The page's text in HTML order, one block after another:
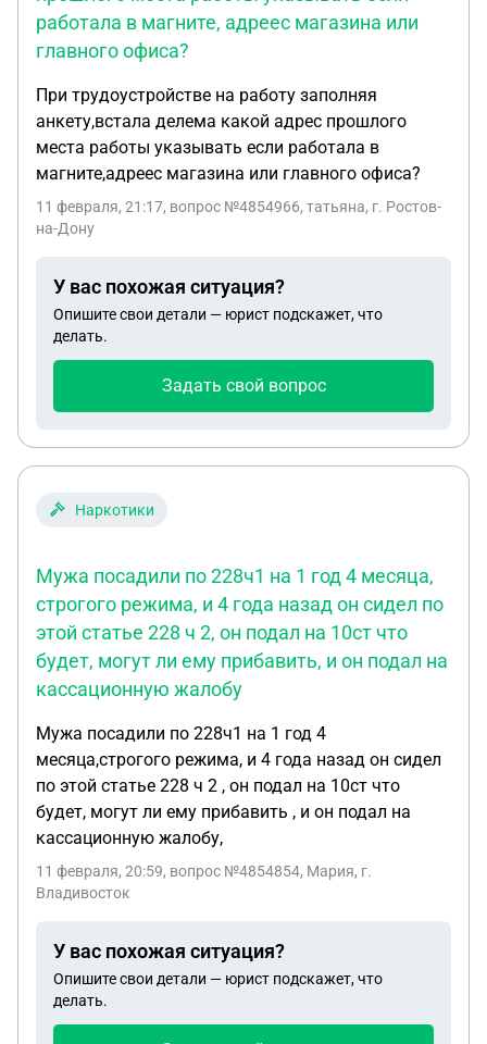
работала в магните, адреес магазина или
главного офиса?
При трудоустройстве на работу заполняя
анкету,встала делема какой адрес прошлого
места работы указывать если работала в
магните,адреес магазина или главного офиса?
11 февраля, 21:17, вопрос №4854966, татьяна, г. Ростов-
на-Дону
У вас похожая ситуация?
Опишите свои детали — юрист подскажет, что
делать.
Задать свой вопрос
Наркотики
Мужа посадили по 228ч1 на 1 год 4 месяца,
строгого режима, и 4 года назад он сидел по
этой статье 228 ч 2, он подал на 10ст что
будет, могут ли ему прибавить, и он подал на
кассационную жалобу
Мужа посадили по 228ч1 на 1 год 4
месяца,строгого режима, и 4 года назад он сидел
по этой статье 228 ч 2 , он подал на 10ст что
будет, могут ли ему прибавить , и он подал на
кассационную жалобу,
11 февраля, 20:59, вопрос №4854854, Мария, г.
Владивосток
У вас похожая ситуация?
Опишите свои детали — юрист подскажет, что
делать.